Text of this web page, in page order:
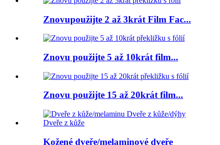
Znovupoužijte 2 až 3krát Film Fac...
Znovu použijte 5 až 10krát film...
Znovu použijte 15 až 20krát film...
Kožené dveře/melaminové dveře